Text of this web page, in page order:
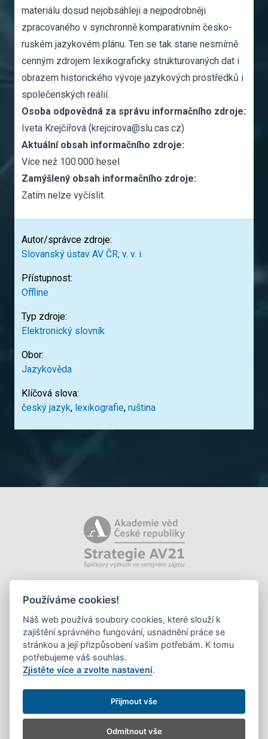
materiálu dosud nejobsáhleji a nejpodrobněji
zpracovaného v synchronně komparativním česko-
ruském jazykovém plánu. Ten se tak stane nesmírně
cenným zdrojem lexikograficky strukturovaných dat i
obrazem historického vývoje jazykových prostředků i
společenských reálií.
Osoba odpovědná za správu informačního zdroje:
Iveta Krejčířová (krejcirova@slu.cas.cz)
Aktuální obsah informačního zdroje:
Více než 100.000 hesel
Zamýšlený obsah informačního zdroje:
Zatím nelze vyčíslit.
Autor/správce zdroje:
Slovanský ústav AV ČR, v. v. i.
Přístupnost:
Offline
Typ zdroje:
Elektronický slovník
Obor:
Jazykověda
Klíčová slova:
český jazyk, lexikografie, ruština
©2026 Knihovna AV ČR, v. v. i.
Používáme cookies!
Náš web používá soubory cookies, které slouží k
zajištění správného fungování, usnadnění práce se
stránkou a její přizpůsobení vašim potřebám. K tomu
potřebujeme váš souhlas.
Zjistěte více a zvolte nastavení.
Přijmout vše
Odmítnout vše